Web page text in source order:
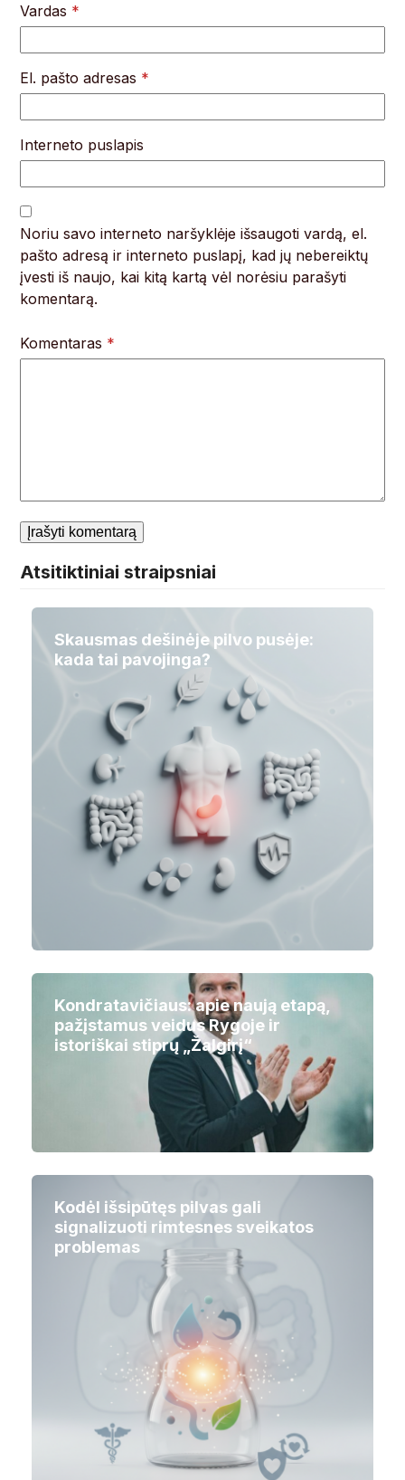
Vardas *
El. pašto adresas *
Interneto puslapis
Noriu savo interneto naršyklėje išsaugoti vardą, el.
pašto adresą ir interneto puslapį, kad jų nebereiktų
įvesti iš naujo, kai kitą kartą vėl norėsiu parašyti
komentarą.
Komentaras *
Atsitiktiniai straipsniai
Skausmas dešinėje pilvo pusėje:
kada tai pavojinga?
Kondratavičiaus: apie naują etapą,
pažįstamus veidus Rygoje ir
istoriškai stiprų „Žalgirį“
Kodėl išsipūtęs pilvas gali
signalizuoti rimtesnes sveikatos
problemas